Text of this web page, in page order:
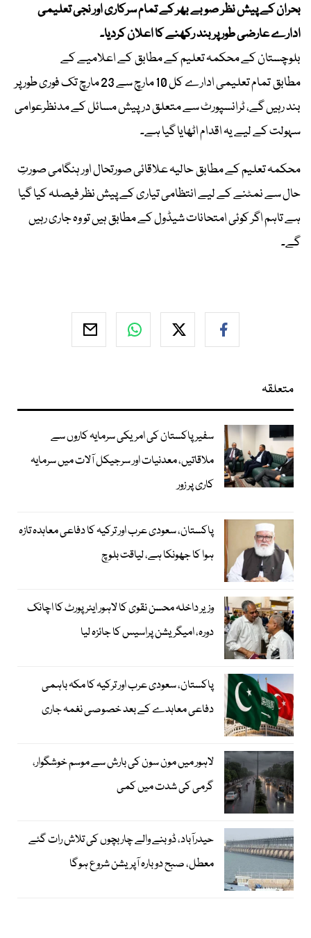
بحران کے پیش نظر صوبے بھر کے تمام سرکاری اور نجی تعلیمی
ادارے عارضی طور پر بند رکھنے کا اعلان کردیا۔
بلوچستان کے محکمہ تعلیم کے مطابق کے اعلامیے کے
مطابق تمام تعلیمی ادارے کل 10 مارچ سے 23 مارچ تک فوری طور پر
بند رہیں گے، ٹرانسپورٹ سے متعلق درپیش مسائل کے مدنظرعوامی
سہولت کے لیے یہ اقدام اٹھایا گیا ہے۔
محکمہ تعلیم کے مطابق حالیہ علاقائی صورتحال اور ہنگامی صورتِ
حال سے نمٹنے کے لیے انتظامی تیاری کے پیش نظر فیصلہ کیا گیا
ہے تاہم اگر کوئی امتحانات شیڈول کے مطابق ہیں تو وہ جاری رہیں
گے۔
متعلقہ
سفیر پاکستان کی امریکی سرمایہ کاروں سے
ملاقاتیں، معدنیات اور سرجیکل آلات میں سرمایہ
کاری پر زور
پاکستان، سعودی عرب اور ترکیہ کا دفاعی معاہدہ تازہ
ہوا کا جھونکا ہے، لیاقت بلوچ
وزیر داخلہ محسن نقوی کا لاہور ایئر پورٹ کا اچانک
دورہ، امیگریشن پراسیس کا جائزہ لیا
پاکستان، سعودی عرب اور ترکیہ کا مکہ باہمی
دفاعی معاہدے کے بعد خصوصی نغمہ جاری
لاہور میں مون سون کی بارش سے موسم خوشگوار،
گرمی کی شدت میں کمی
حیدرآباد، ڈوبنے والے چار بچوں کی تلاش رات گئے
معطل، صبح دوبارہ آپریشن شروع ہوگا